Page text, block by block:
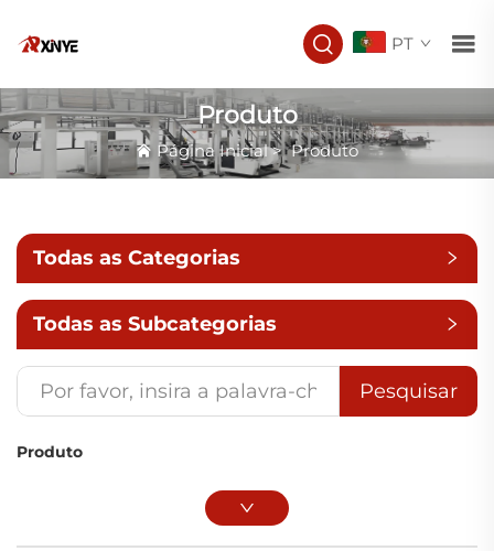
PT
Produto
Página Inicial>Produto
Todas as Categorias
Todas as Subcategorias
Pesquisar
Produto